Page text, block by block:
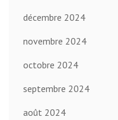
décembre 2024
novembre 2024
octobre 2024
septembre 2024
août 2024